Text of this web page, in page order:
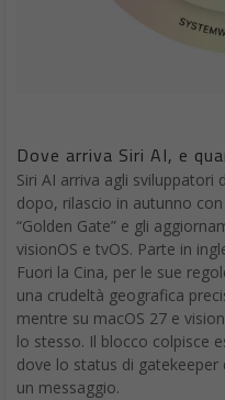
Dove arriva Siri AI, e
Siri AI arriva agli sviluppatori
dopo, rilascio in autunno
“Golden Gate” e gli
visionOS e tvOS. Parte in
Fuori la Cina, per le sue
una crudeltà geografica
mentre su macOS 27 e
lo stesso. Il blocco colpisce
dove lo status di gatekeeper
un messaggio.